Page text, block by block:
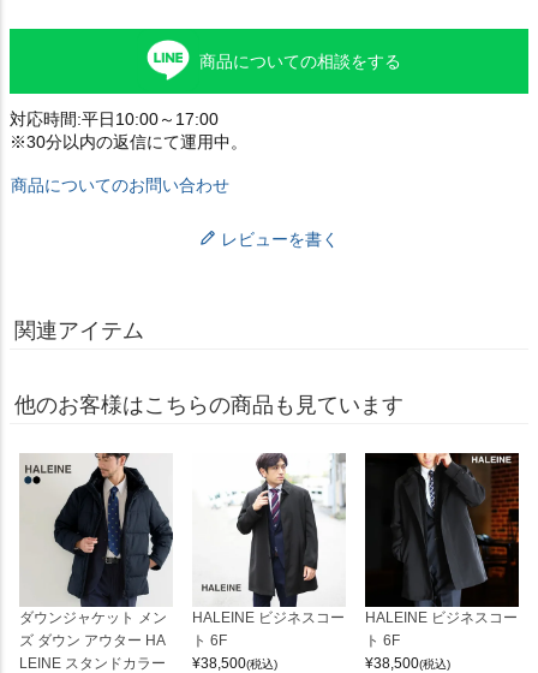
商品についての相談をする
対応時間:平日10:00～17:00
※30分以内の返信にて運用中。
商品についてのお問い合わせ
レビューを書く
関連アイテム
他のお客様はこちらの商品も見ています
ダウンジャケット メン
ズ ダウン アウター HA
LEINE スタンドカラー
HALEINE ビジネスコー
ト 6F
¥38,500(税込)
HALEINE ビジネスコー
ト 6F
¥38,500(税込)